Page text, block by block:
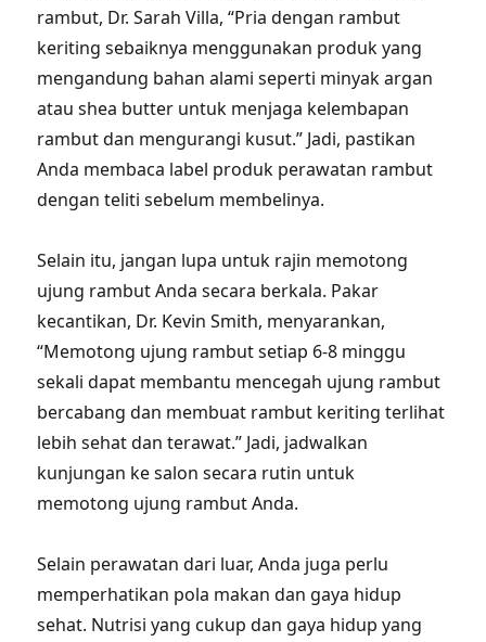
rambut, Dr. Sarah Villa, “Pria dengan rambut
keriting sebaiknya menggunakan produk yang
mengandung bahan alami seperti minyak argan
atau shea butter untuk menjaga kelembapan
rambut dan mengurangi kusut.” Jadi, pastikan
Anda membaca label produk perawatan rambut
dengan teliti sebelum membelinya.
Selain itu, jangan lupa untuk rajin memotong
ujung rambut Anda secara berkala. Pakar
kecantikan, Dr. Kevin Smith, menyarankan,
“Memotong ujung rambut setiap 6-8 minggu
sekali dapat membantu mencegah ujung rambut
bercabang dan membuat rambut keriting terlihat
lebih sehat dan terawat.” Jadi, jadwalkan
kunjungan ke salon secara rutin untuk
memotong ujung rambut Anda.
Selain perawatan dari luar, Anda juga perlu
memperhatikan pola makan dan gaya hidup
sehat. Nutrisi yang cukup dan gaya hidup yang